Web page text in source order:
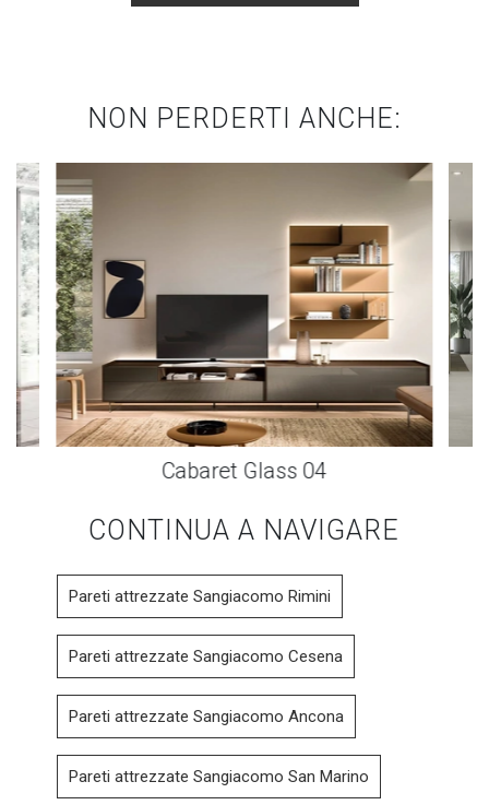
NON PERDERTI ANCHE:
Cabaret Glass 04
CONTINUA A NAVIGARE
Pareti attrezzate Sangiacomo Rimini
Pareti attrezzate Sangiacomo Cesena
Pareti attrezzate Sangiacomo Ancona
Pareti attrezzate Sangiacomo San Marino